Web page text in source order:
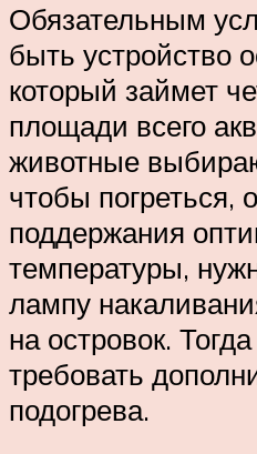
Обязательным
быть устройство
который займет
площади всего
животные
чтобы погреться,
поддержания
температуры,
лампу
на островок.
требовать
подогрева.